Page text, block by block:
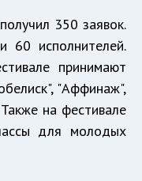
350 заявок.
60 исполнителей.
принимают
"Аффинаж",
на фестивале
для молодых